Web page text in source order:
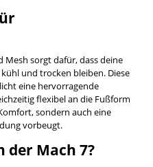
Mesh sorgt dafür, dass deine
und trocken bleiben. Diese
eine hervorragende
flexibel an die Fußform
sondern auch eine
vorbeugt.
der Mach 7?